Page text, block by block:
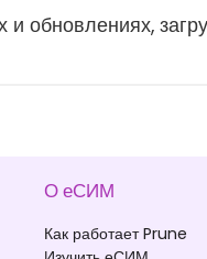
обновлениях,
О еСИМ
Как работает Prune